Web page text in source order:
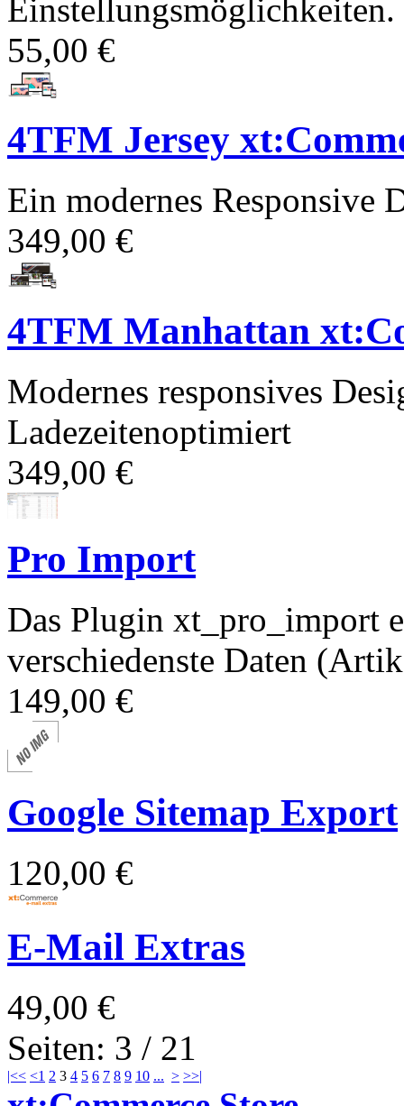
Einstellungsmöglichkeiten.
55,00 €
4TFM Jersey
Ein modernes Responsive
349,00 €
4TFM Manhattan
Modernes responsives
Ladezeitenoptimiert
349,00 €
Pro Import
Das Plugin xt_pro_import
verschiedenste Daten
149,00 €
Google Sitemap Export
120,00 €
E-Mail Extras
49,00 €
Seiten: 3 / 21
|<< <1 2 3 4 5 6 7 8 9 10 ... > >>|